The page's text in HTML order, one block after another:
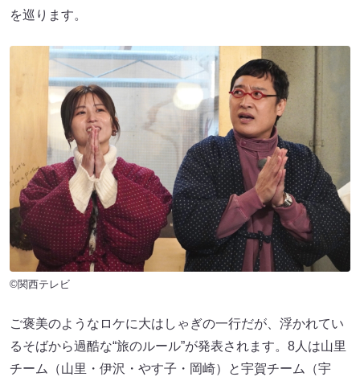
を巡ります。
©関西テレビ
ご褒美のようなロケに大はしゃぎの一行だが、浮かれてい
るそばから過酷な“旅のルール”が発表されます。8人は山里
チーム（山里・伊沢・やす子・岡崎）と宇賀チーム（宇